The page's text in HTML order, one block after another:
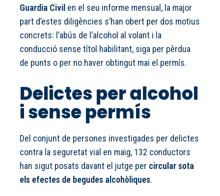
Guardia Civil en el seu informe mensual, la major
part d’estes diligències s’han obert per dos motius
concrets: l’abús de l’alcohol al volant i la
conducció sense títol habilitant, siga per pèrdua
de punts o per no haver obtingut mai el permís.
Delictes per alcohol
i sense permís
Del conjunt de persones investigades per delictes
contra la seguretat vial en maig, 132 conductors
han sigut posats davant el jutge per circular sota
els efectes de begudes alcohòliques.